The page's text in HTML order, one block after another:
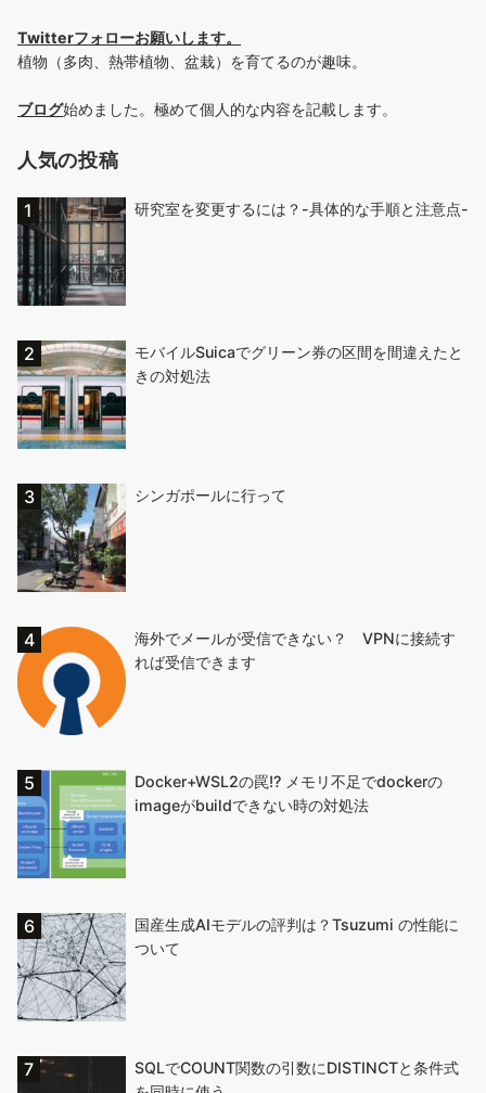
Twitterフォローお願いします。
植物（多肉、熱帯植物、盆栽）を育てるのが趣味。
ブログ始めました。極めて個人的な内容を記載します。
人気の投稿
研究室を変更するには？-具体的な手順と注意点-
モバイルSuicaでグリーン券の区間を間違えたと
きの対処法
シンガポールに行って
海外でメールが受信できない？ VPNに接続す
れば受信できます
Docker+WSL2の罠!? メモリ不足でdockerの
imageがbuildできない時の対処法
国産生成AIモデルの評判は？Tsuzumi の性能に
ついて
SQLでCOUNT関数の引数にDISTINCTと条件式